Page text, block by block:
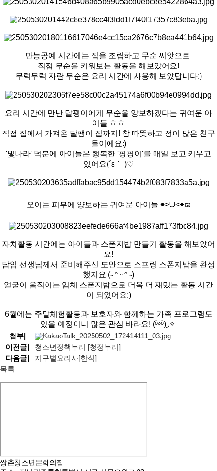
만능공예 시간에는 집을 조립하고 무순 씨앗으로
직접 무순을 키워보는 활동을 해보았어요!
무럭무럭 자란 무순은 요리 시간에 사용해 보았답니다:)
요리 시간에 만난 달팽이에게 무순을 양보하겠다는 귀여운 아
이들 ㅎㅎ
직접 집에서 가져온 달팽이 집까지! 참 따뜻하고 정이 많은 친구
들이에요:)
'빛나라' 덕분에 아이들은 행복한 '핑핑이'를 매일 보고 키우고
있어요(´ε｀ )♡
오이는 피부에 양보하는 귀여운 아이들 ⌯˃̶ᗜ˂̶⌯ಣ​
자치활동 시간에는 아이들과 스폰지밥 만들기 활동을 해보았어
요!
담임 선생님께서 준비해주신 도안으로 스프링 스폰지밥을 완성
했지요 (˶ ᵔ ᵕ ᵔ ˶)
얼굴이 움직이는 입체 스폰지밥으로 더욱 더 재밌는 활동 시간
이 되었어요:)​
6월에는 주말체험활동과 보호자와 함께하는 가족 프로그램도
있을 예정이니 많은 관심 바라요! (ؑᵒᵕؑ̇ᵒ)◞✧​
첨부|
KakaoTalk_20250502_172414111_03.jpg
이전글|
청소년정책누리 [청정누리]
다음글|
지구별요리사[한식]
목록
쌍촌청소년문화의집